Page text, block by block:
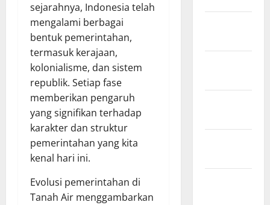
sejarahnya, Indonesia telah
mengalami berbagai
bentuk pemerintahan,
termasuk kerajaan,
kolonialisme, dan sistem
republik. Setiap fase
memberikan pengaruh
yang signifikan terhadap
karakter dan struktur
pemerintahan yang kita
kenal hari ini.
Evolusi pemerintahan di
Tanah Air menggambarkan